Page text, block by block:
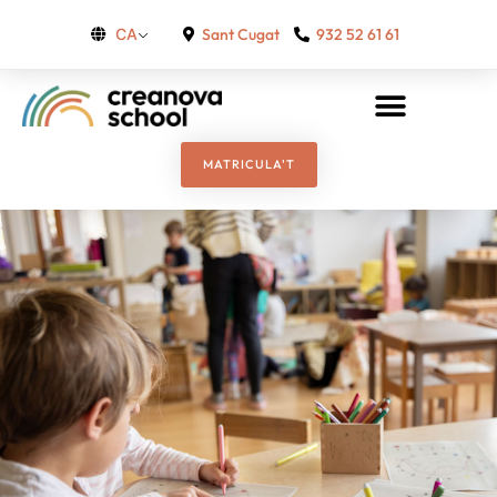
CA Sant Cugat 932 52 61 61
MATRICULA'T